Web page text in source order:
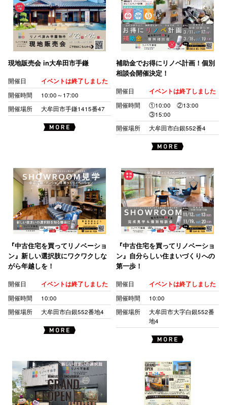
現地販売会 in大牟田市手鎌
開催日 イベントは終了しました
開催時間
10:00～17:00
開催場所
大牟田市手鎌1415番47
補助金でお得にリノベ計画！個別
相談会開催決定！
開催日 イベントは終了しました
開催時間
①10:00 ②13:00
③15:00
開催場所
大牟田市白銀552番4
『中古住宅を買ってリノベーショ
ン』新しい選択肢にワクワクしな
がら年越しを！
開催日 イベントは終了しました
開催時間
10:00
開催場所
大牟田市白銀552番地4
『中古住宅を買ってリノベーショ
ン』自分らしい住まいづくりへの
第一歩！
開催日 イベントは終了しました
開催時間
10:00
開催場所
大牟田市大字白銀552番
地4